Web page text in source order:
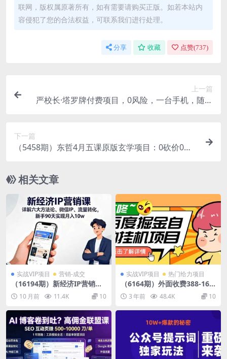
联网，版权属原著所有，如有需要请购买正版。如若本站内
容侵犯了您的合法权益，可联系我们进行处理。
分享 收藏 点赞(737)
上一篇
严校长·塔罗牌付费项目，0风险，一台手机，随时
下一篇
（5458期）东哲4月五课原版玄学项目：0砍价0墨
相关文章
实战VIP项目 营销-成交
（16194期）新经济IP营销
课：详解六大方法论、微信I
P、流量转化，新手90天实现
月入10w
10 月前 11.4K 10
实战VIP项目 热门给力项目
（6164期）外面收费388-168
8的某度极速版撸金玩法，单
日收益10-50，号多可批量操
作
3 年前 48.4K 10